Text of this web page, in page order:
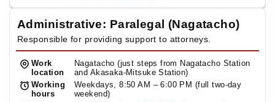
Administrative: Paralegal (Nagatacho)
Responsible for providing support to attorneys.
Work
location
Nagatacho (just steps from Nagatacho Station
and Akasaka-Mitsuke Station)
Working
hours
Weekdays, 8:50 AM – 6:00 PM (full two-day
weekend)